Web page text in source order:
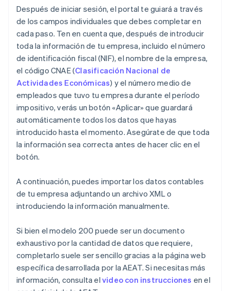
Después de iniciar sesión, el portal te guiará a través
de los campos individuales que debes completar en
cada paso. Ten en cuenta que, después de introducir
toda la información de tu empresa, incluido el número
de identificación fiscal (NIF), el nombre de la empresa,
el código CNAE (Clasificación Nacional de
Actividades Económicas) y el número medio de
empleados que tuvo tu empresa durante el período
impositivo, verás un botón «Aplicar» que guardará
automáticamente todos los datos que hayas
introducido hasta el momento. Asegúrate de que toda
la información sea correcta antes de hacer clic en el
botón.
A continuación, puedes importar los datos contables
de tu empresa adjuntando un archivo XML o
introduciendo la información manualmente.
Si bien el modelo 200 puede ser un documento
exhaustivo por la cantidad de datos que requiere,
completarlo suele ser sencillo gracias a la página web
específica desarrollada por la AEAT. Si necesitas más
información, consulta el video con instrucciones en el